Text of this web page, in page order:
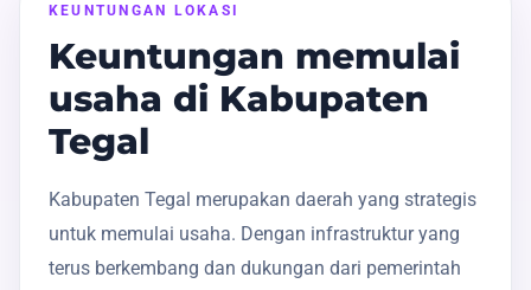
KEUNTUNGAN LOKASI
Keuntungan memulai
usaha di Kabupaten
Tegal
Kabupaten Tegal merupakan daerah yang strategis
untuk memulai usaha. Dengan infrastruktur yang
terus berkembang dan dukungan dari pemerintah